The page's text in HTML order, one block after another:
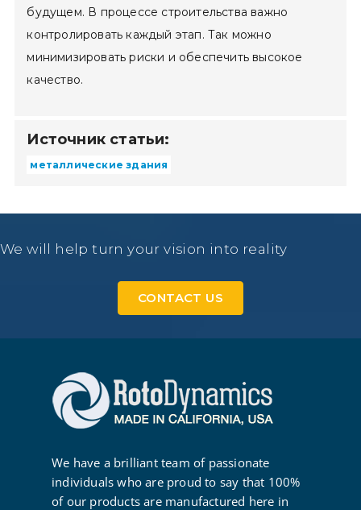
будущем. В процессе строительства важно
контролировать каждый этап. Так можно
минимизировать риски и обеспечить высокое
качество.
Источник статьи:
металлические здания
We will help turn your vision into reality
CONTACT US
We have a brilliant team of passionate
individuals who are proud to say that 100%
of our products are manufactured here in